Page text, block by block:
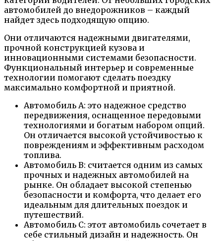
автомобилей до внедорожников – каждый
найдет здесь подходящую опцию.
Они отличаются надежными двигателями,
прочной конструкцией кузова и
инновационными системами безопасности.
Функциональный интерьер и современные
технологии помогают сделать поездку
максимально комфортной и приятной.
Автомобиль A: это надежное средство
передвижения, оснащенное передовыми
технологиями и богатым набором опций.
Он отличается высокой устойчивостью к
повреждениям и эффективным расходом
топлива.
Автомобиль B: считается одним из самых
прочных и надежных автомобилей на
рынке. Он обладает высокой степенью
безопасности и комфорта, что делает его
идеальным для длительных поездок и
путешествий.
Автомобиль C: этот автомобиль сочетает в
себе стильный дизайн и надежность. Он